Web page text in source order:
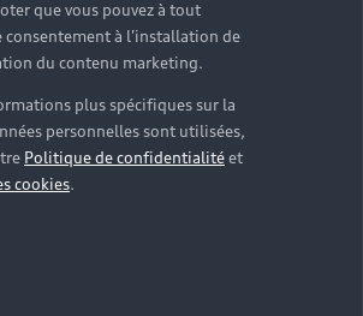
que vous pouvez à tout
consentement à l'installation de
du contenu marketing.
plus spécifiques sur la
personnelles sont utilisées,
Politique de confidentialitéet
cookies.